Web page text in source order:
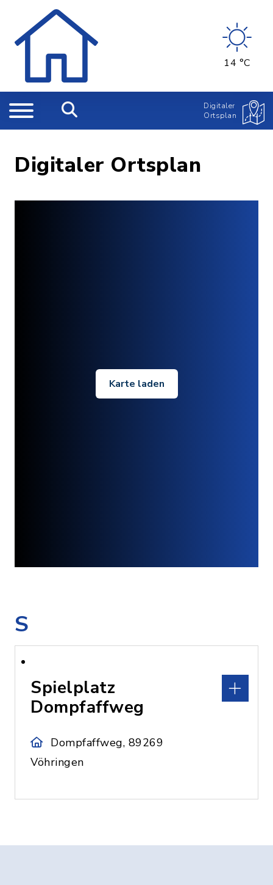
14 °C
Digitaler
Ortsplan
Digitaler Ortsplan
Karte laden
S
Spielplatz
Dompfaffweg
Dompfaffweg, 89269
Vöhringen